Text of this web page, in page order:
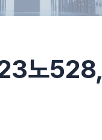
노528,